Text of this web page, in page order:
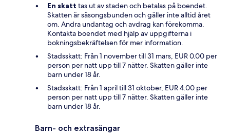
En skatt tas ut av staden och betalas på boendet.
Skatten är säsongsbunden och gäller inte alltid året
om. Andra undantag och avdrag kan förekomma.
Kontakta boendet med hjälp av uppgifterna i
bokningsbekräftelsen för mer information.
Stadsskatt: Från 1 november till 31 mars, EUR 0.00 per
person per natt upp till 7 nätter. Skatten gäller inte
barn under 18 år.
Stadsskatt: Från 1 april till 31 oktober, EUR 4.00 per
person per natt upp till 7 nätter. Skatten gäller inte
barn under 18 år.
Barn- och extrasängar